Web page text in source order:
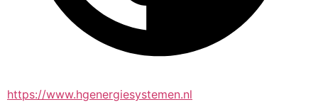
https://www.hgenergiesystemen.nl